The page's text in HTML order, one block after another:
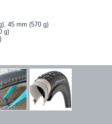
45 mm (570 g)
g)